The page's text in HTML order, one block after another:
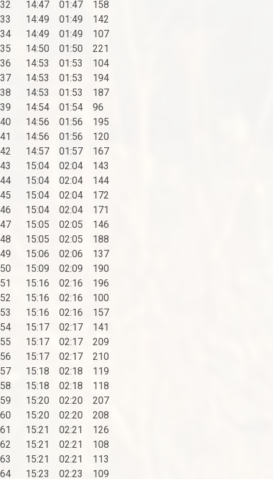
32 14:47 01:47 158
33 14:49 01:49 142
34 14:49 01:49 107
35 14:50 01:50 221
36 14:53 01:53 104
37 14:53 01:53 194
38 14:53 01:53 187
39 14:54 01:54 96
40 14:56 01:56 195
41 14:56 01:56 120
42 14:57 01:57 167
43 15:04 02:04 143
44 15:04 02:04 144
45 15:04 02:04 172
46 15:04 02:04 171
47 15:05 02:05 146
48 15:05 02:05 188
49 15:06 02:06 137
50 15:09 02:09 190
51 15:16 02:16 196
52 15:16 02:16 100
53 15:16 02:16 157
54 15:17 02:17 141
55 15:17 02:17 209
56 15:17 02:17 210
57 15:18 02:18 119
58 15:18 02:18 118
59 15:20 02:20 207
60 15:20 02:20 208
61 15:21 02:21 126
62 15:21 02:21 108
63 15:21 02:21 113
64 15:23 02:23 109